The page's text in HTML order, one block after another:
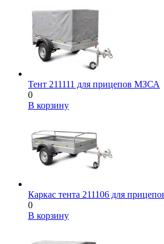
Тент 211111 для прицепов МЗСА
0
В корзину
Каркас тента 211106 для
0
В корзину